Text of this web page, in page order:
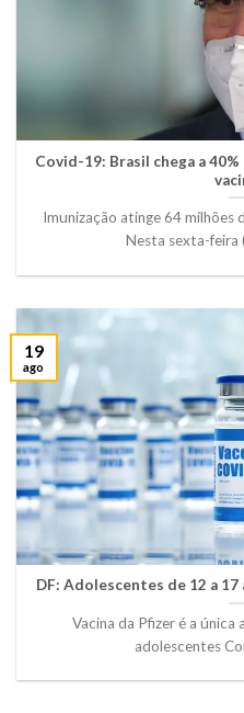
Covid-19: Brasil chega a
Imunização atinge 64 milhões
Nesta sexta-feira
DF: Adolescentes de 12 a
Vacina da Pfizer é a
adolescentes
19
ago